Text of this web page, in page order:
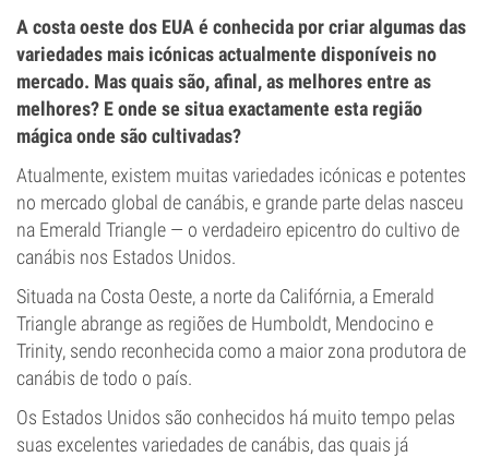
A costa oeste dos EUA é conhecida por criar algumas das
variedades mais icónicas actualmente disponíveis no
mercado. Mas quais são, afinal, as melhores entre as
melhores? E onde se situa exactamente esta região
mágica onde são cultivadas?
Atualmente, existem muitas variedades icónicas e potentes
no mercado global de canábis, e grande parte delas nasceu
na Emerald Triangle — o verdadeiro epicentro do cultivo de
canábis nos Estados Unidos.
Situada na Costa Oeste, a norte da Califórnia, a Emerald
Triangle abrange as regiões de Humboldt, Mendocino e
Trinity, sendo reconhecida como a maior zona produtora de
canábis de todo o país.
Os Estados Unidos são conhecidos há muito tempo pelas
suas excelentes variedades de canábis, das quais já